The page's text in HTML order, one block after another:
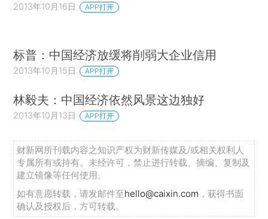
2013年10月16日 APP打开
标普：中国经济放缓将削弱大企业信用
2013年10月15日 APP打开
林毅夫：中国经济依然风景这边独好
2013年10月13日 APP打开
财新网所刊载内容之知识产权为财新传媒及/或相关权利人
专属所有或持有。未经许可，禁止进行转载、摘编、复制及
建立镜像等任何使用。
如有意愿转载，请发邮件至hello@caixin.com ，获得书面
确认及授权后，方可转载。